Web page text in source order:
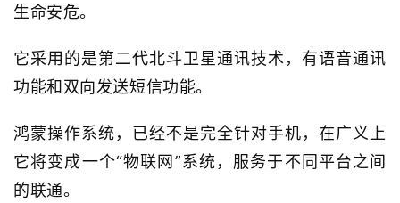
生命安危。
它采用的是第二代北斗卫星通讯技术，有语音通讯
功能和双向发送短信功能。
鸿蒙操作系统，已经不是完全针对手机，在广义上
它将变成一个“物联网”系统，服务于不同平台之间
的联通。